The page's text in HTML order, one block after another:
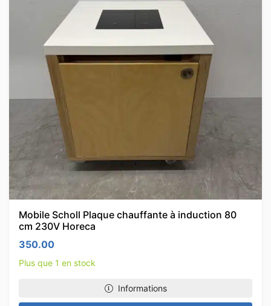
Mobile Scholl Plaque chauffante à induction 80
cm 230V Horeca
350.00
Plus que 1 en stock
Informations